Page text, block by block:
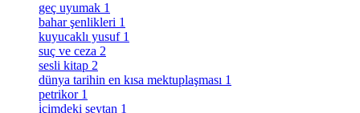
geç uyumak 1
bahar şenlikleri 1
kuyucaklı yusuf 1
suç ve ceza 2
sesli kitap 2
dünya tarihin en kısa mektuplaşması 1
petrikor 1
i̇çimdeki şeytan 1